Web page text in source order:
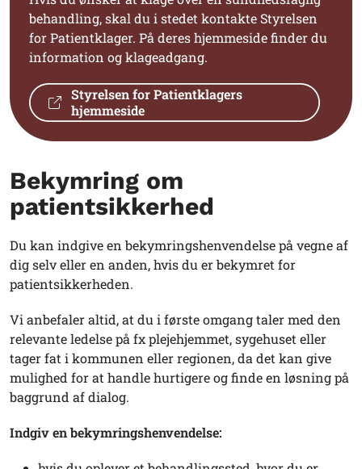
behandling, skal du i stedet kontakte Styrelsen
for Patientklager. På deres hjemmeside finder du
information og klageadgang.
Styrelsen for Patientklagers
hjemmeside
Bekymring om
patientsikkerhed
Du kan indgive en bekymringshenvendelse på vegne af
dig selv eller en anden, hvis du er bekymret for
patientsikkerheden.
Vi anbefaler altid, at du i første omgang taler med den
relevante ledelse på fx plejehjemmet, sygehuset eller
tager fat i kommunen eller regionen, da det kan give
mulighed for at handle hurtigere og finde en løsning på
baggrund af dialog.
Indgiv en bekymringshenvendelse: